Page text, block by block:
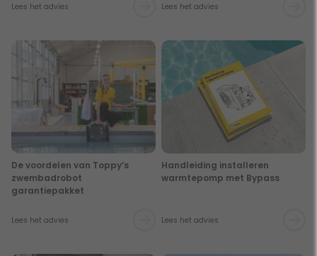
Lees het advies Lees het advies
De voordelen van Toppy’s
zwembadrobot
garantiepakket
Lees het advies
Handleiding installeren
warmtepomp met Bypass
Lees het advies